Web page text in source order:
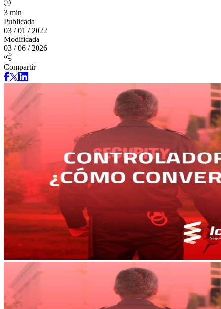
3 min
Publicada
03 / 01 / 2022
Modificada
03 / 06 / 2026
Compartir